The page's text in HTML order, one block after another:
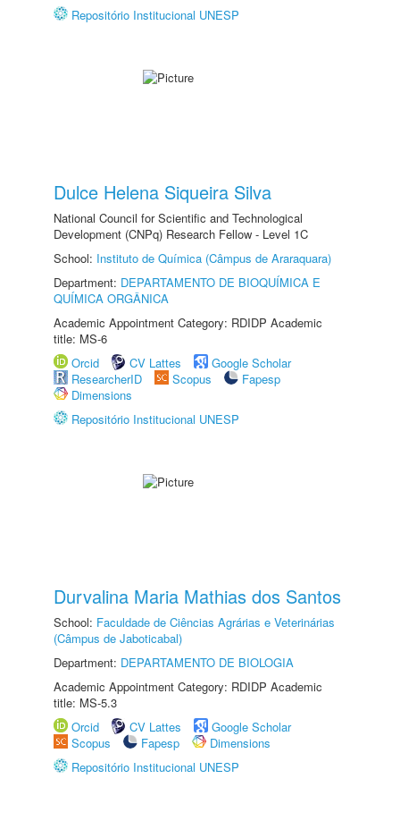
Repositório Institucional UNESP
Dulce Helena Siqueira Silva
National Council for Scientific and Technological
Development (CNPq) Research Fellow - Level 1C
School: Instituto de Química (Câmpus de Araraquara)
Department: DEPARTAMENTO DE BIOQUÍMICA E
QUÍMICA ORGÂNICA
Academic Appointment Category: RDIDP Academic
title: MS-6
Orcid
CV Lattes
Google Scholar
ResearcherID
Scopus
Fapesp
Dimensions
Repositório Institucional UNESP
Durvalina Maria Mathias dos Santos
School: Faculdade de Ciências Agrárias e Veterinárias
(Câmpus de Jaboticabal)
Department: DEPARTAMENTO DE BIOLOGIA
Academic Appointment Category: RDIDP Academic
title: MS-5.3
Orcid
CV Lattes
Google Scholar
Scopus
Fapesp
Dimensions
Repositório Institucional UNESP